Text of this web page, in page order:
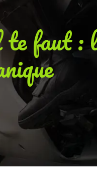
faut :